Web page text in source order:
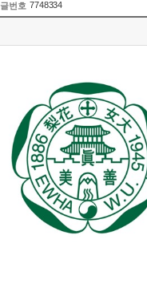
글번호 7748334